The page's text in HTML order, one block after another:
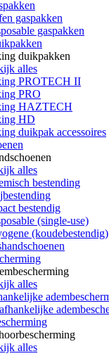
gaspakken
gaspakken
duikpakken
alles
PROTECH II
PRO
HAZTECH
HD
duikpak accessoires
alles
bestending
bestendig
(single-use)
(koudebestendig)
alles
alles